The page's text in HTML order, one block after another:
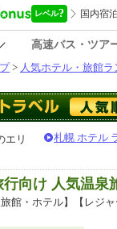
高速バス・ツア
> 人気ホテル・旅館ラ
エリ
札幌 ホテル
向け 人気温泉
旅館・ホテル】【レジ